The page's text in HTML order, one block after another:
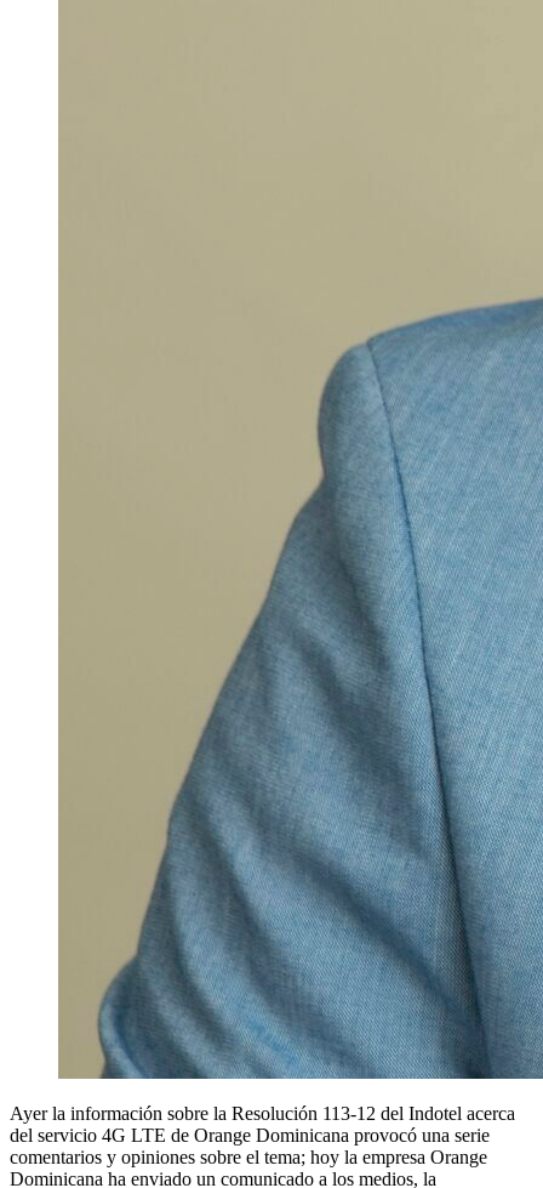
Ayer la información sobre la Resolución 113-12 del Indotel acerca
del servicio 4G LTE de Orange Dominicana provocó una serie
comentarios y opiniones sobre el tema; hoy la empresa Orange
Dominicana ha enviado un comunicado a los medios, la